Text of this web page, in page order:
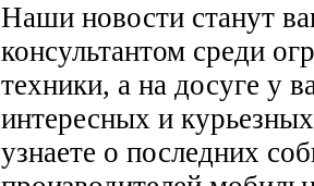
Наши новости станут
консультантом среди
техники, а на досуге у
интересных и
узнаете о последних